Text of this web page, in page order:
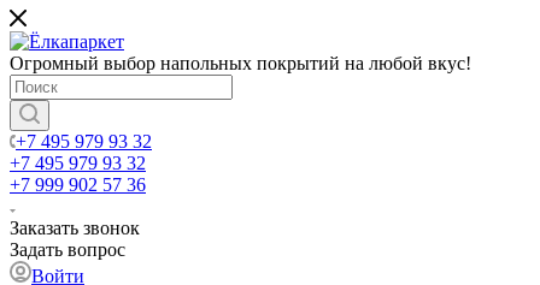
Огромный выбор напольных покрытий на любой вкус!
+7 495 979 93 32
+7 495 979 93 32
+7 999 902 57 36
Заказать звонок
Задать вопрос
Войти